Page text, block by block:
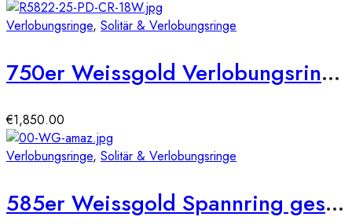
Verlobungsringe, Solitär & Verlobungsringe
750er Weissgold Verlobungsring mit 0,55ct, Princess Cut & Brillantkranz, Size 54
€1,850.00
Verlobungsringe, Solitär & Verlobungsringe
585er Weissgold Spannring geschwungen mit Diamant 0,25 ct.